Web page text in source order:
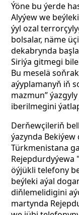
Ýöne bu ýerde
Alyýew we
ýyl ozal
bolsalar, näme
dekabrynda
Siriýa gitmegi
Bu meselä
aýyplamanyň iň
mazmun”
iberilmegini
Derňewçileriň
ýazynda
Türkmenistana
öýjükli telefony
beýleki aýal
diňlemelidigini
martynda